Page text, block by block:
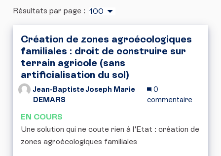
Résultats par page : 100
Création de zones agroécologiques
familiales : droit de construire sur
terrain agricole (sans
artificialisation du sol)
Jean-Baptiste Joseph Marie
DEMARS
0
commentaire
EN COURS
Une solution qui ne coute rien à l'Etat : création de
zones agroécologiques familiales